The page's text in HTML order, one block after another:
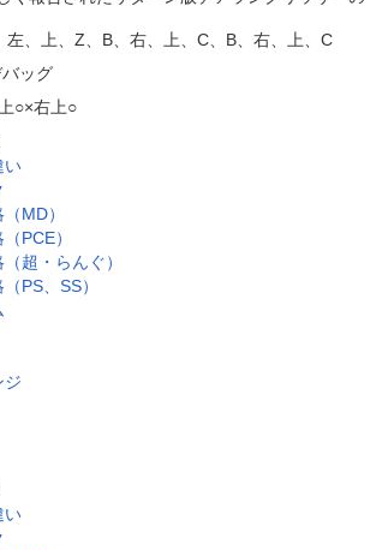
左、上、Z、B、右、上、C、B、右、上、C
ッグ
○×右上○
い
MD）
PCE）
超・らんぐ）
PS、SS）
ジ
い